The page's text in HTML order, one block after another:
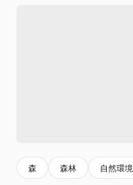
森 森林 自然環境